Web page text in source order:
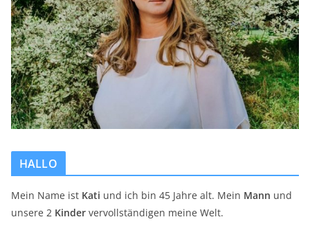
HALLO
Mein Name ist Kati und ich bin 45 Jahre alt. Mein Mann und
unsere 2 Kinder vervollständigen meine Welt.